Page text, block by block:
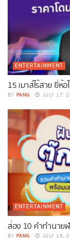
ENTERTAINMENT
15 เมาส์ไร้สาย ยี่ห้
BY PANG JULY 17,
ENTERTAINMENT
ส่อง 10 คำทำนาย
BY PANG JULY 16,